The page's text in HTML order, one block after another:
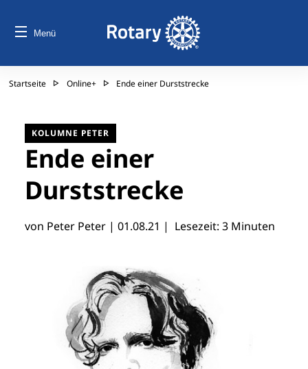
Menü
Startseite Online+ Ende einer Durststrecke
KOLUMNE PETER
Ende einer
Durststrecke
von Peter Peter | 01.08.21 | Lesezeit: 3 Minuten